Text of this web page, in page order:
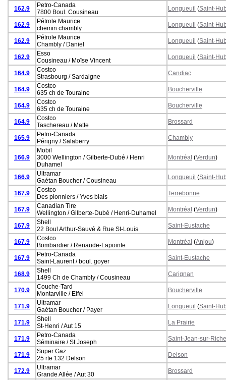
162.9
Petro-Canada
7800 Boul. Cousineau
Longueuil (Saint-
162.9
Pétrole Maurice
chemin chambly
Longueuil (Saint-
162.9
Pétrole Maurice
Chambly / Daniel
Longueuil (Saint-
162.9
Esso
Cousineau / Moïse Vincent
Longueuil (Saint-
164.9
Costco
Strasbourg / Sardaigne
Candiac
164.9
Costco
635 ch de Touraine
Boucherville
164.9
Costco
635 ch de Touraine
Boucherville
164.9
Costco
Taschereau / Matte
Brossard
165.9
Petro-Canada
Périgny / Salaberry
Chambly
166.9
Mobil
3000 Wellington / Gilberte-Dubé / Henri
Duhamel
Montréal (Verdun)
166.9
Ultramar
Gaétan Boucher / Cousineau
Longueuil (Saint-
167.9
Costco
Des pionniers / Yves blais
Terrebonne
167.9
Canadian Tire
Wellington / Gilberte-Dubé / Henri-Duhamel
Montréal (Verdun)
167.9
Shell
22 Boul Arthur-Sauvé & Rue St-Louis
Saint-Eustache
167.9
Costco
Bombardier / Renaude-Lapointe
Montréal (Anjou)
167.9
Petro-Canada
Saint-Laurent / boul. goyer
Saint-Eustache
168.9
Shell
1499 Ch de Chambly / Cousineau
Carignan
170.9
Couche-Tard
Montarville / Eifel
Boucherville
171.9
Ultramar
Gaétan Boucher / Payer
Longueuil (Saint-
171.9
Shell
St-Henri / Aut 15
La Prairie
171.9
Petro-Canada
Séminaire / St Joseph
Saint-Jean-sur-
171.9
Super Gaz
25 rte 132 Delson
Delson
172.9
Ultramar
Grande Allée / Aut 30
Brossard